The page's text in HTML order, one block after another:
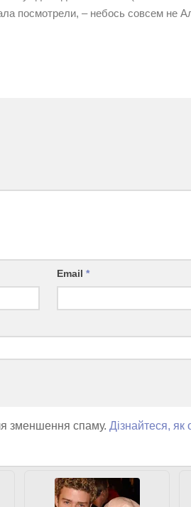
посмотрели, – небось совсем не
Email*
зменшення спаму. Дізнайтеся, як